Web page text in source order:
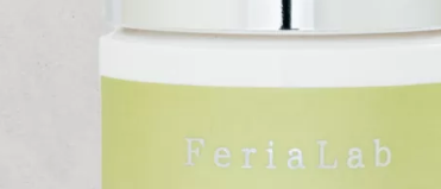
も「手術」でもない選択肢を